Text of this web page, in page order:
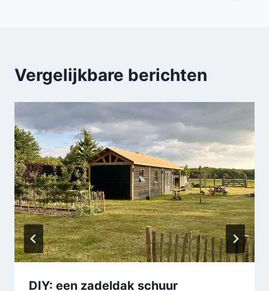
Vergelijkbare berichten
DIY: een zadeldak schuur